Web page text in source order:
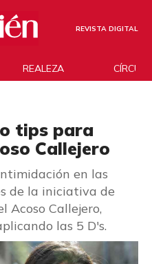
REVISTA DIGITAL
REALEZA
tips para
Callejero
en las
de la iniciativa de
Acoso Callejero,
las 5 D's.